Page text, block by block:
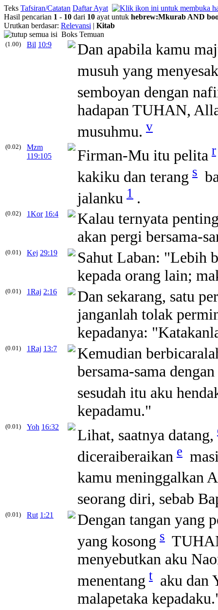
Teks Tafsiran/Catatan Daftar Ayat
Hasil pencarian 1 - 10 dari 10 ayat untuk hebrew:Mkurab AND
Urutkan berdasar: Relevansi | Kitab
Boks Temuan
(1.00) Bil 10:9
Dan apabila kamu
musuh yang
semboyan dengan
hadapan TUHAN,
musuhmu. v
(0.02)
Mzm
119:105
Firman-Mu itu pelita r
kakiku dan terang s
jalanku 1 .
(0.02) 1Kor 16:4
Kalau ternyata
akan pergi bersama-
(0.01) Kej 29:19
Sahut Laban: "Lebih
kepada orang lain;
(0.01) 1Raj 2:16
Dan sekarang, satu
janganlah tolak
kepadanya:
(0.01) 1Raj 13:7
Kemudian
bersama-sama
sesudah itu aku
kepadamu."
(0.01) Yoh 16:32 Lihat, saatnya datang,
diceraiberaikan e
kamu meninggalkan
seorang diri, sebab
(0.01) Rut 1:21
Dengan tangan yang
yang kosong s
menyebutkan aku
menentang t aku dan
malapetaka